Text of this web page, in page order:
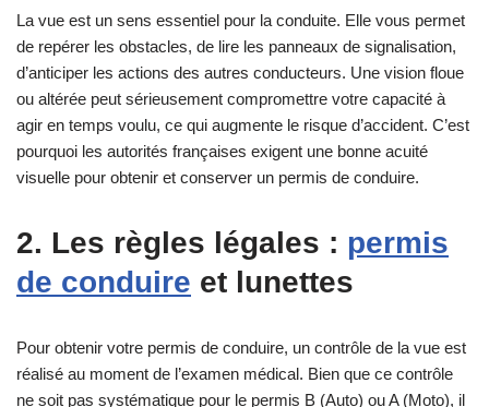
La vue est un sens essentiel pour la conduite. Elle vous permet
de repérer les obstacles, de lire les panneaux de signalisation,
d’anticiper les actions des autres conducteurs. Une vision floue
ou altérée peut sérieusement compromettre votre capacité à
agir en temps voulu, ce qui augmente le risque d’accident. C’est
pourquoi les autorités françaises exigent une bonne acuité
visuelle pour obtenir et conserver un permis de conduire.
2. Les règles légales : permis
de conduire et lunettes
Pour obtenir votre permis de conduire, un contrôle de la vue est
réalisé au moment de l’examen médical. Bien que ce contrôle
ne soit pas systématique pour le permis B (Auto) ou A (Moto), il